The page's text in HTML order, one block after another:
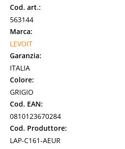
Cod. art.:
563144
Marca:
LEVOIT
Garanzia:
ITALIA
Colore:
GRIGIO
Cod. EAN:
0810123670284
Cod. Produttore:
LAP-C161-AEUR